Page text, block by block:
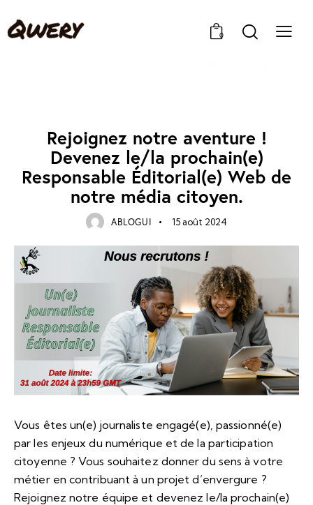
0
Rejoignez notre aventure !
Devenez le/la prochain(e)
Responsable Éditorial(e) Web de
notre média citoyen.
ABLOGUI 15 août 2024
Vous êtes un(e) journaliste engagé(e), passionné(e)
par les enjeux du numérique et de la participation
citoyenne ? Vous souhaitez donner du sens à votre
métier en contribuant à un projet d’envergure ?
Rejoignez notre équipe et devenez le/la prochain(e)